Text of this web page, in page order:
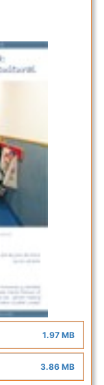
1.97 MB
3.86 MB